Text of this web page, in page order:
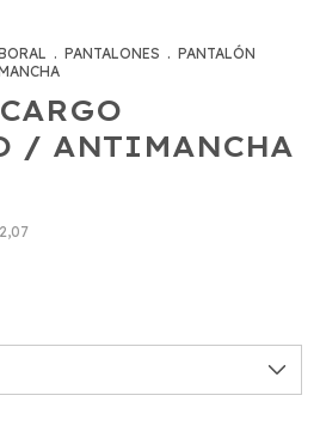
. PANTALONES . PANTALÓN
/ ANTIMANCHA